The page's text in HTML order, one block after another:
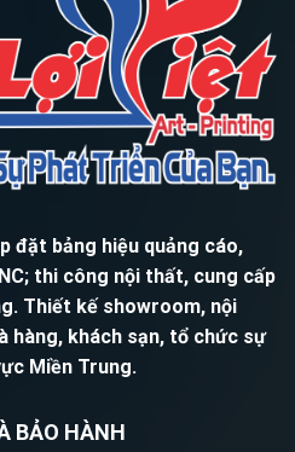
đặt bảng hiệu quảng cáo,
thi công nội thất, cung cấp
Thiết kế showroom, nội
hàng, khách sạn, tổ chức sự
Miền Trung.
BẢO HÀNH